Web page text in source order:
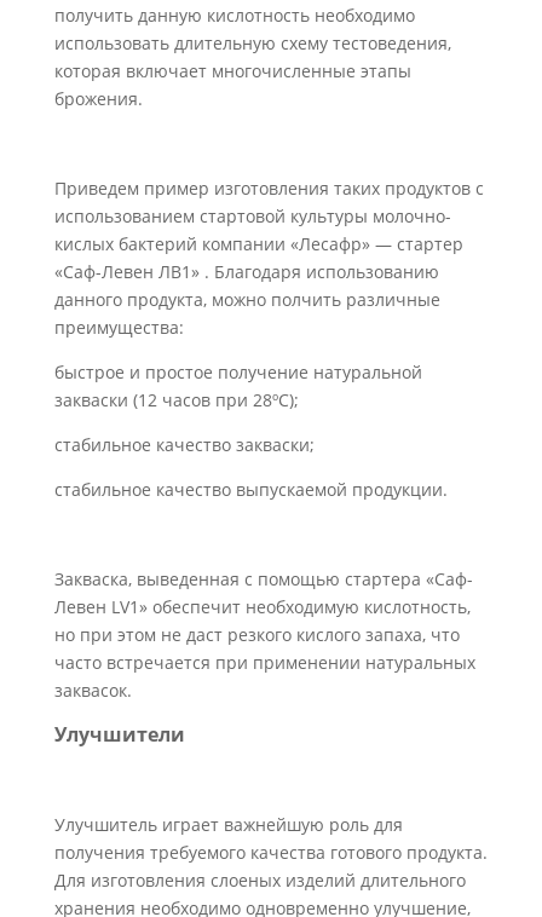
получить данную кислотность необходимо
использовать длительную схему тестоведения,
которая включает многочисленные этапы
брожения.
Приведем пример изготовления таких продуктов с
использованием стартовой культуры молочно-
кислых бактерий компании «Лесафр» — стартер
«Саф-Левен ЛВ1» . Благодаря использованию
данного продукта, можно полчить различные
преимущества:
быстрое и простое получение натуральной
закваски (12 часов при 28ºС);
стабильное качество закваски;
стабильное качество выпускаемой продукции.
Закваска, выведенная с помощью стартера «Саф-
Левен LV1» обеспечит необходимую кислотность,
но при этом не даст резкого кислого запаха, что
часто встречается при применении натуральных
заквасок.
Улучшители
Улучшитель играет важнейшую роль для
получения требуемого качества готового продукта.
Для изготовления слоеных изделий длительного
хранения необходимо одновременно улучшение,